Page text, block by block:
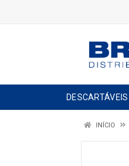
DESCARTÁVEIS
INÍCIO